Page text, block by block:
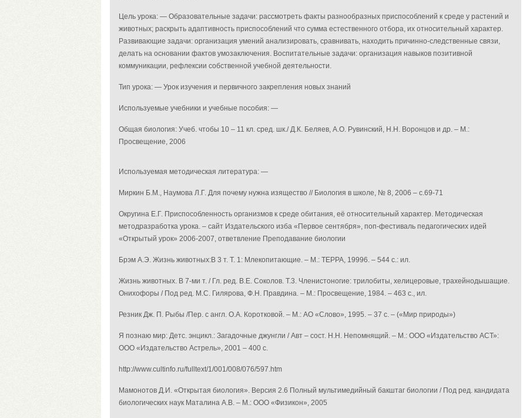
Цель урока: — Образовательные задачи: рассмотреть факты разнообразных приспособлений к среде у растений и
животных; раскрыть адаптивность приспособлений что сумма естественного отбора, их относительный характер.
Развивающие задачи: организация умений анализировать, сравнивать, находить причинно-следственные связи,
делать на основании фактов умозаключения. Воспитательные задачи: организация навыков позитивной
коммуникации, рефлексии собственной учебной деятельности.
Тип урока: — Урок изучения и первичного закрепления новых знаний
Используемые учебники и учебные пособия: —
Общая биология: Учеб. чтобы 10 – 11 кл. сред. шк./ Д.К. Беляев, А.О. Рувинский, Н.Н. Воронцов и др. – М.:
Просвещение, 2006
Используемая методическая литература: —
Миркин Б.М., Наумова Л.Г. Для почему нужна изящество // Биология в школе, № 8, 2006 – с.69-71
Округина Е.Г. Приспособленность организмов к среде обитания, её относительный характер. Методическая
методразработка урока. – сайт Издательского изба «Первое сентября», поп-фестиваль педагогических идей
«Открытый урок» 2006-2007, ответвление Преподавание биологии
Брэм А.Э. Жизнь животных:В 3 т. Т. 1: Млекопитающие. – М.: ТЕРРА, 19996. – 544 с.: ил.
Жизнь животных. В 7-ми т. / Гл. ред. В.Е. Соколов. Т.3. Членистоногие: трилобиты, хелицеровые, трахейнодышащие.
Онихофоры / Под ред. М.С. Гилярова, Ф.Н. Правдина. – М.: Просвещение, 1984. – 463 с., ил.
Резник Дж. П. Рыбы /Пер. с англ. О.А. Коротковой. – М.: АО «Слово», 1995. – 37 с. – («Мир природы»)
Я познаю мир: Детс. энцикл.: Загадочные джунгли / Авт – сост. Н.Н. Непомнящий. – М.: ООО «Издательство АСТ»:
ООО «Издательство Астрель», 2001 – 400 с.
http://www.cultinfo.ru/fulltext/1/001/008/076/597.htm
Мамонотов Д.И. «Открытая биология». Версия 2.6 Полный мультимедийный бакштаг биологии / Под ред. кандидата
биологических наук Маталина А.В. – М.: ООО «Физикон», 2005